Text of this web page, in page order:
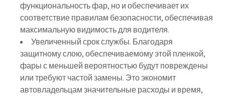
функциональность фар, но и обеспечивает их
соответствие правилам безопасности, обеспечивая
максимальную видимость для водителя.
Увеличенный срок службы. Благодаря
защитному слою, обеспечиваемому этой пленкой,
фары с меньшей вероятностью будут повреждены
или требуют частой замены. Это экономит
автовладельцам значительные расходы и время,